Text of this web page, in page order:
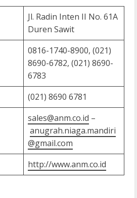
Jl. Radin Inten II No. 61A
Duren Sawit
0816-1740-8900, (021)
8690-6782, (021) 8690-
6783
(021) 8690 6781
sales@anm.co.id –
anugrah.niaga.mandiri
@gmail.com
http://www.anm.co.id